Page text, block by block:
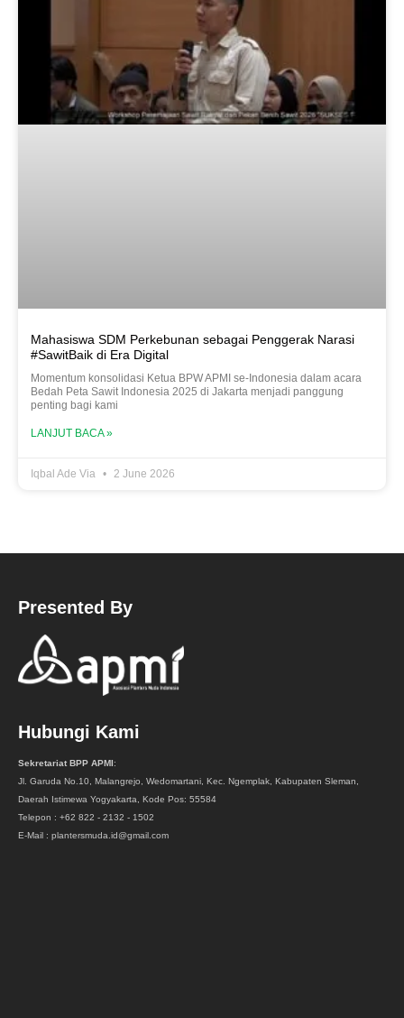
Mahasiswa SDM Perkebunan sebagai Penggerak Narasi
#SawitBaik di Era Digital
Momentum konsolidasi Ketua BPW APMI se-Indonesia dalam acara
Bedah Peta Sawit Indonesia 2025 di Jakarta menjadi panggung
penting bagi kami
LANJUT BACA »
Iqbal Ade Via 2 June 2026
Presented By
Hubungi Kami
Sekretariat BPP APMI:
Jl. Garuda No.10, Malangrejo, Wedomartani, Kec. Ngemplak, Kabupaten Sleman,
Daerah Istimewa Yogyakarta, Kode Pos: 55584
Telepon : +62 822 - 2132 - 1502
E-Mail : plantersmuda.id@gmail.com